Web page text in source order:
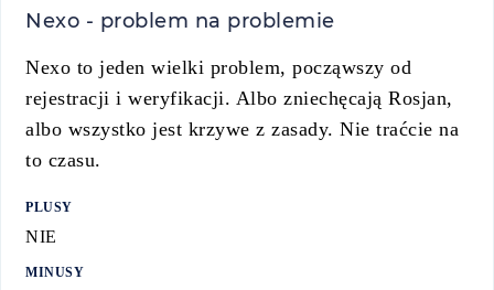
Nexo - problem na problemie
Nexo to jeden wielki problem, począwszy od
rejestracji i weryfikacji. Albo zniechęcają Rosjan,
albo wszystko jest krzywe z zasady. Nie traćcie na
to czasu.
PLUSY
NIE
MINUSY